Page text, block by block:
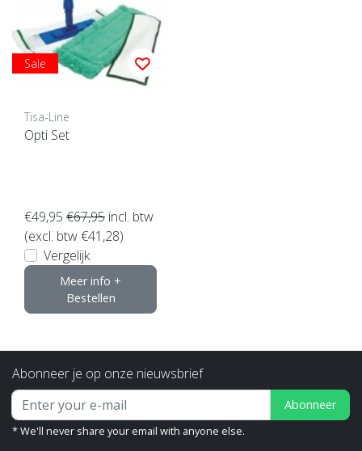
Sale
Tisa-Line
Opti Set
€49,95 €67,95 incl. btw
(excl. btw €41,28)
Vergelijk
Meer info +
Bestellen
Abonneer je op onze nieuwsbrief
Abonneer
* We'll never share your email with anyone else.